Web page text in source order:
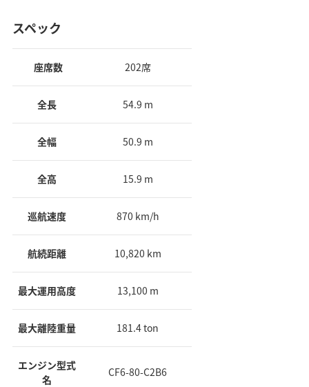
スペック
座席数 202席
全長 54.9 m
全幅 50.9 m
全高 15.9 m
巡航速度 870 km/h
航続距離 10,820 km
最大運用高度 13,100 m
最大離陸重量 181.4 ton
エンジン型式
名
CF6-80-C2B6